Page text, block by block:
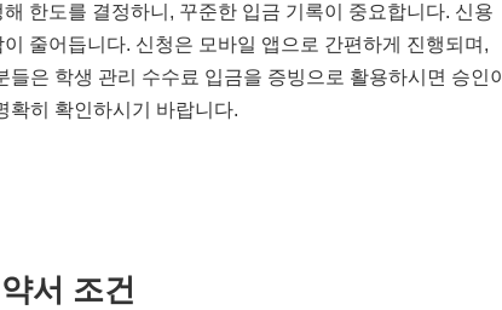
한도를 결정하니, 꾸준한 입금 기록이 중요합니다. 신용
줄어듭니다. 신청은 모바일 앱으로 간편하게 진행되며,
은 학생 관리 수수료 입금을 증빙으로 활용하시면 승인이
확히 확인하시기 바랍니다.
서 조건